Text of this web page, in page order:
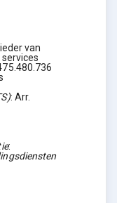
van
: Arr.
: